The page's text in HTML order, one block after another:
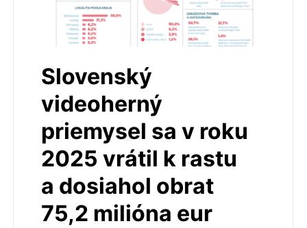
Slovenský
videoherný
priemysel sa v roku
2025 vrátil k rastu
a dosiahol obrat
75,2 milióna eur